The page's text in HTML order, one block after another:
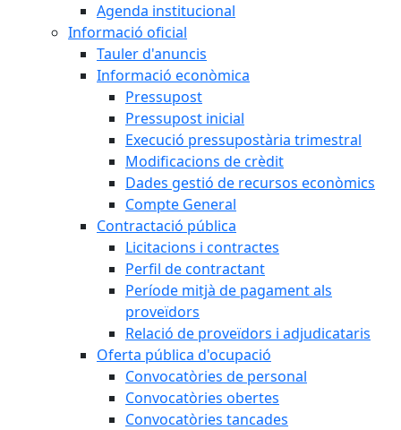
Agenda institucional
Informació oficial
Tauler d'anuncis
Informació econòmica
Pressupost
Pressupost inicial
Execució pressupostària trimestral
Modificacions de crèdit
Dades gestió de recursos econòmics
Compte General
Contractació pública
Licitacions i contractes
Perfil de contractant
Període mitjà de pagament als
proveïdors
Relació de proveïdors i adjudicataris
Oferta pública d'ocupació
Convocatòries de personal
Convocatòries obertes
Convocatòries tancades